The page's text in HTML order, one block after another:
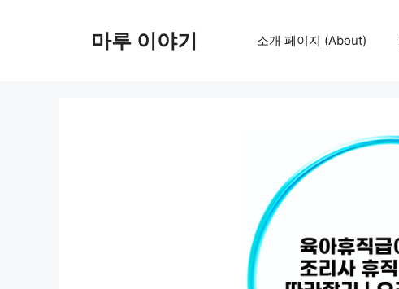
마루 이야기 소개 페이지 (About)